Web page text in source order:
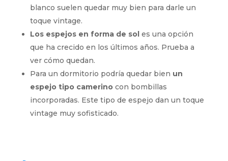
blanco suelen quedar muy bien para darle un
toque vintage.
Los espejos en forma de soles una opción
que ha crecido en los últimos años. Prueba a
ver cómo quedan.
Para un dormitorio podría quedar bien un
espejo tipo camerinocon bombillas
incorporadas. Este tipo de espejo dan un toque
vintage muy sofisticado.